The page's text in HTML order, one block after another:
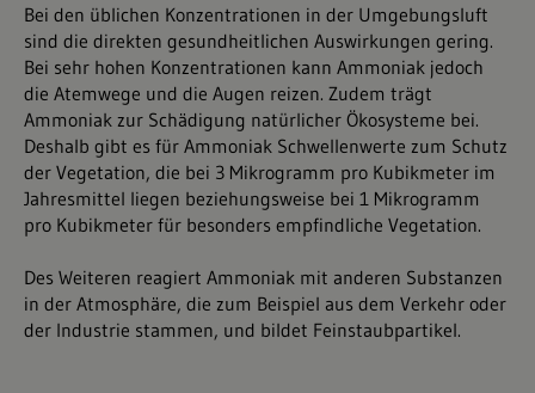
Bei den üblichen Konzentrationen in der Umgebungsluft
sind die direkten gesundheitlichen Auswirkungen gering.
Bei sehr hohen Konzentrationen kann Ammoniak jedoch
die Atemwege und die Augen reizen. Zudem trägt
Ammoniak zur Schädigung natürlicher Ökosysteme bei.
Deshalb gibt es für Ammoniak Schwellenwerte zum Schutz
der Vegetation, die bei 3 Mikrogramm pro Kubikmeter im
Jahresmittel liegen beziehungsweise bei 1 Mikrogramm
pro Kubikmeter für besonders empfindliche Vegetation.
Des Weiteren reagiert Ammoniak mit anderen Substanzen
in der Atmosphäre, die zum Beispiel aus dem Verkehr oder
der Industrie stammen, und bildet Feinstaubpartikel.